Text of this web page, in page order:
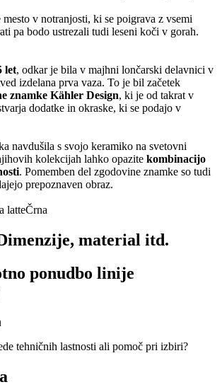
v notranjosti, ki se poigrava z vsemi
pa bodo ustrezali tudi leseni koči v gorah.
let, odkar je bila v majhni lončarski delavnici v
izdelana prva vaza. To je bil začetek
znamke Kähler Design, ki je od takrat v
dodatke in okraske, ki se podajo v
navdušila s svojo keramiko na svetovni
kolekcijah lahko opazite kombinacijo
. Pomemben del zgodovine znamke so tudi
prepoznaven obraz.
latteČrna
material itd.
ponudbo linije
tehničnih lastnosti ali pomoč pri izbiri?